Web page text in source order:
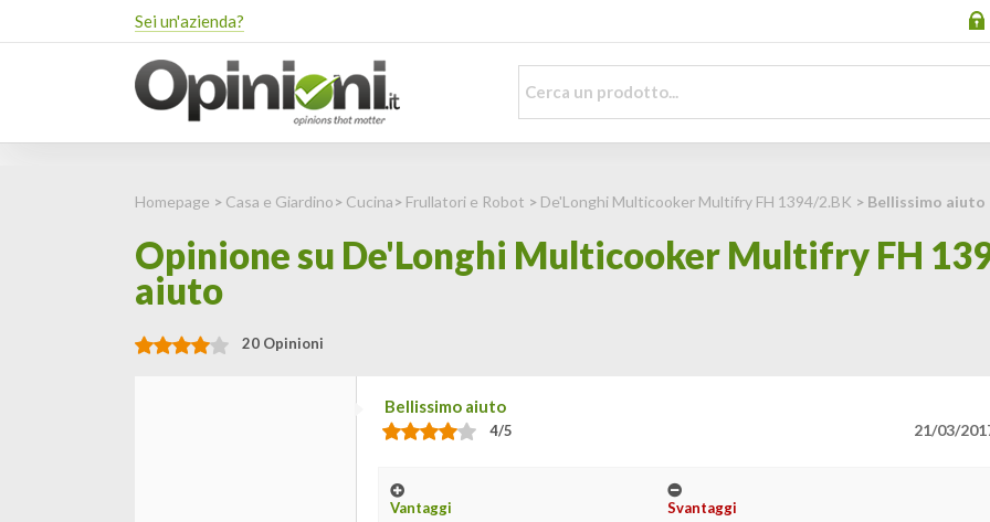
Sei un'azienda?
Homepage > Casa e Giardino> Cucina> Frullatori e Robot > De'Longhi Multicooker Multifry FH 1394/2.BK > Bellissimo aiuto
Opinione su De'Longhi Multicooker Multifry FH
aiuto
20 Opinioni
Bellissimo aiuto
4/5 21/03/
Vantaggi
Svantaggi